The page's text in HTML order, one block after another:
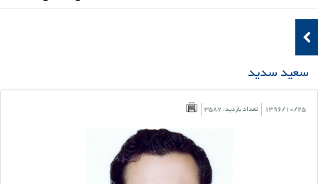
سعید سدید
1396/10/25 تعداد بازدید: 3587